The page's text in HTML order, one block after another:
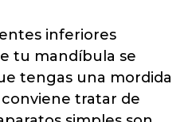
inferiores
tu mandíbula se
tengas una mordida
conviene tratar de